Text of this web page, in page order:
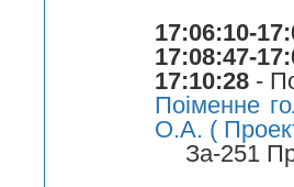
17:06:10-
17:08:47-
17:10:28 -
Поіменне
О.А. (
За-251